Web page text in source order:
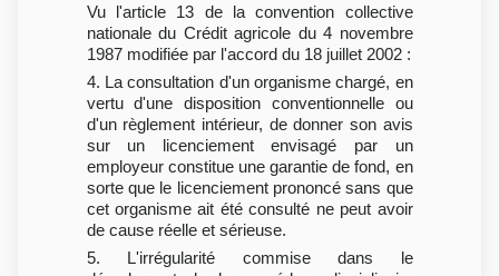
Vu l'article 13 de la convention collective
nationale du Crédit agricole du 4 novembre
1987 modifiée par l'accord du 18 juillet 2002 :
4. La consultation d'un organisme chargé, en
vertu d'une disposition conventionnelle ou
d'un règlement intérieur, de donner son avis
sur un licenciement envisagé par un
employeur constitue une garantie de fond, en
sorte que le licenciement prononcé sans que
cet organisme ait été consulté ne peut avoir
de cause réelle et sérieuse.
5. L'irrégularité commise dans le